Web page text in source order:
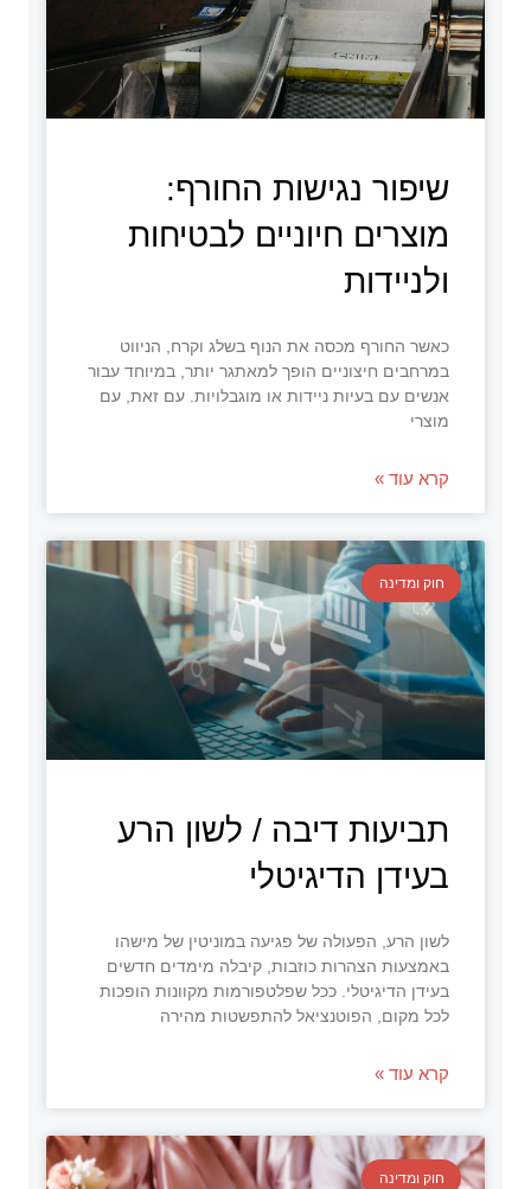
שיפור נגישות החורף:
מוצרים חיוניים לבטיחות
ולניידות
כאשר החורף מכסה את הנוף בשלג וקרח, הניווט
במרחבים חיצוניים הופך למאתגר יותר, במיוחד עבור
אנשים עם בעיות ניידות או מוגבלויות. עם זאת, עם
מוצרי
קרא עוד »
חוק ומדינה
תביעות דיבה / לשון הרע
בעידן הדיגיטלי
לשון הרע, הפעולה של פגיעה במוניטין של מישהו
באמצעות הצהרות כוזבות, קיבלה מימדים חדשים
בעידן הדיגיטלי. ככל שפלטפורמות מקוונות הופכות
לכל מקום, הפוטנציאל להתפשטות מהירה
קרא עוד »
חוק ומדינה